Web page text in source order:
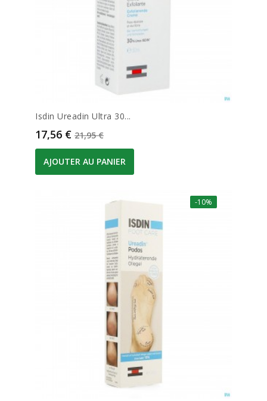
Isdin Ureadin Ultra 30...
Prix
17,56 € Prix de base
21,95 €
AJOUTER AU PANIER
-10%